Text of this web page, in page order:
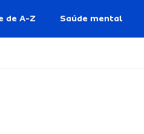
de A-Z Saúde mental